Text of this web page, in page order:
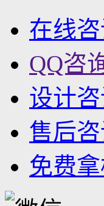
在线
QQ咨
设计
售后
免费